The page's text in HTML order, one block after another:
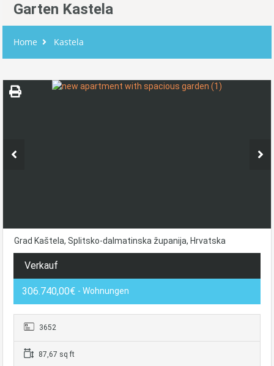
Garten Kastela
Home Kastela
Grad Kaštela, Splitsko-dalmatinska županija, Hrvatska
Verkauf
306.740,00€ - Wohnungen
3652
87,67 sq ft